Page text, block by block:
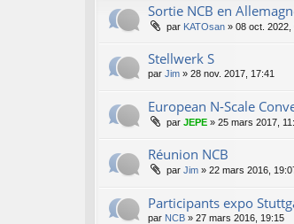
Sortie NCB en
par KATOsan » 08 oct. 2022,
Stellwerk S
par Jim » 28 nov. 2017, 17:41
European N-Scale
par JEPE » 25 mars 2017,
Réunion NCB
par Jim » 22 mars 2016,
Participants expo
par NCB » 27 mars 2016, 19:15